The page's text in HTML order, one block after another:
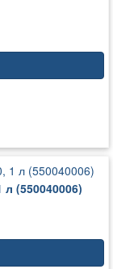
(550040006)